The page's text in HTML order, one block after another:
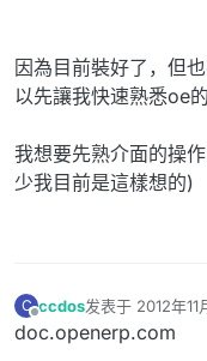
因為目前裝好了，但
以先讓我快速熟悉oe
我想要先熟介面的操
少我目前是這樣想的)
C ccdos发表于 2012年
最后由 编辑
doc.openerp.com